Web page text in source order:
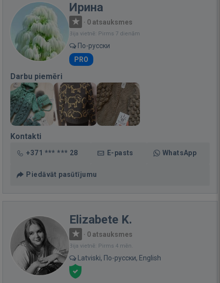
Ирина
· 0 atsauksmes
Bija vietnē: Pirms 7 dienām
По-русски
PRO
Darbu piemēri
Kontakti
+371 *** *** 28 E-pasts WhatsApp
Piedāvāt pasūtījumu
Elizabete K.
· 0 atsauksmes
Bija vietnē: Pirms 4 mēn.
Latviski, По-русски, English